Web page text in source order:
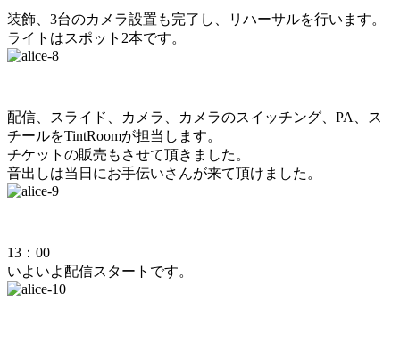
装飾、3台のカメラ設置も完了し、リハーサルを行います。
ライトはスポット2本です。
配信、スライド、カメラ、カメラのスイッチング、PA、ス
チールをTintRoomが担当します。
チケットの販売もさせて頂きました。
音出しは当日にお手伝いさんが来て頂けました。
13：00
いよいよ配信スタートです。